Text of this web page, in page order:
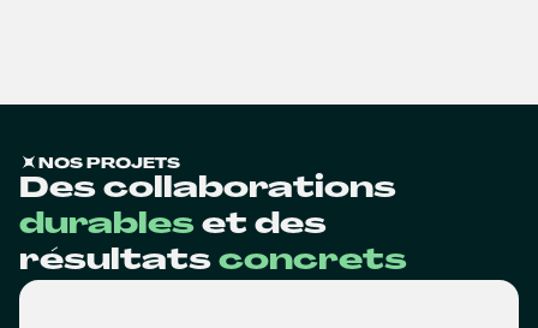
NOS PROJETS
Des collaborations
durables et des
résultats concrets